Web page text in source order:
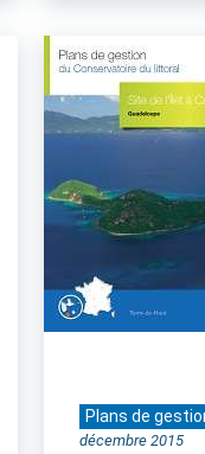
Plans de
décembre 2015